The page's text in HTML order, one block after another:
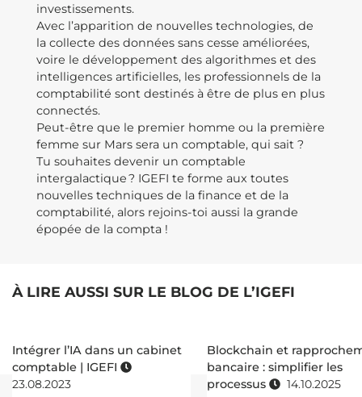
investissements.
Avec l’apparition de nouvelles technologies, de
la collecte des données sans cesse améliorées,
voire le développement des algorithmes et des
intelligences artificielles, les professionnels de la
comptabilité sont destinés à être de plus en plus
connectés.
Peut-être que le premier homme ou la première
femme sur Mars sera un comptable, qui sait ?
Tu souhaites devenir un comptable
intergalactique ? IGEFI te forme aux toutes
nouvelles techniques de la finance et de la
comptabilité, alors rejoins-toi aussi la grande
épopée de la compta !
À LIRE AUSSI SUR LE BLOG DE L’IGEFI
Intégrer l’IA dans un cabinet
comptable | IGEFI
23.08.2023
Blockchain et
bancaire : simplifier les
processus
14.10.2025